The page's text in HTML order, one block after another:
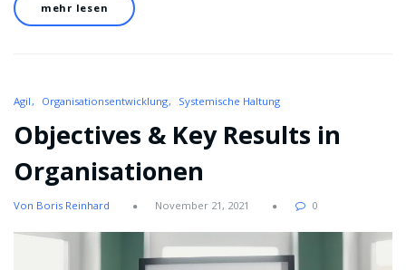
mehr lesen
Agil Organisationsentwicklung Systemische Haltung
Objectives & Key Results in
Organisationen
Von Boris Reinhard November 21, 2021 0